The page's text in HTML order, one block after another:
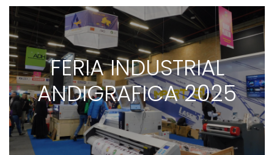
FERIA INDUSTRIAL
ANDIGRAFICA 2025